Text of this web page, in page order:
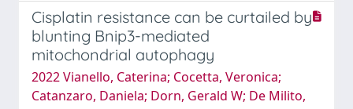
Cisplatin resistance can be curtailed by
blunting Bnip3-mediated
mitochondrial autophagy
2022 Vianello, Caterina; Cocetta, Veronica;
Catanzaro, Daniela; Dorn, Gerald W; De Milito,